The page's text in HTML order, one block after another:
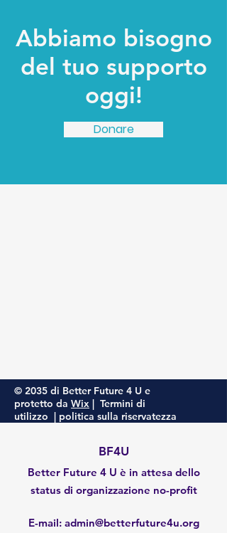
Abbiamo bisogno
del tuo supporto
oggi!
Donare
© 2035 di Better Future 4 U e
protetto da Wix | Termini di
utilizzo | politica sulla riservatezza
BF4U
Better Future 4 U è in attesa dello
status di organizzazione no-profit
E-mail: admin@betterfuture4u.org